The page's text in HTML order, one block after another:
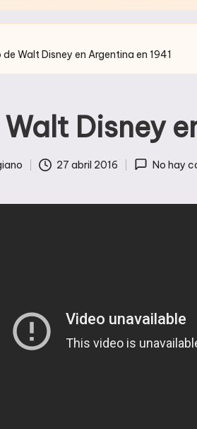
de Walt Disney en Argentina en 1941
Disney
27 abril 2016 No hay